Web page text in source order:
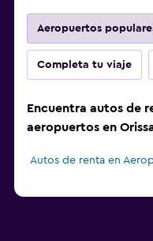
Aeropuertos
Completa tu viaje
Encuentra autos de
aeropuertos en
Autos de renta en